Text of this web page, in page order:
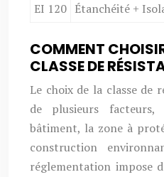
EI 120 Étanchéité +
COMMENT
CLASSE DE
Le choix de la classe de
de plusieurs
bâtiment, la zone à
construction
réglementation impose